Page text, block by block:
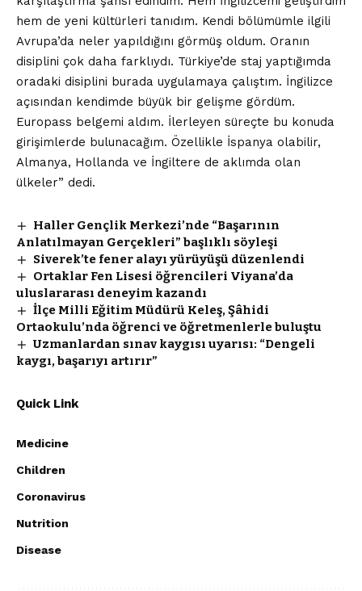
hem de yeni kültürleri tanıdım. Kendi bölümümle ilgili
Avrupa’da neler yapıldığını görmüş oldum. Oranın
disiplini çok daha farklıydı. Türkiye’de staj yaptığımda
oradaki disiplini burada uygulamaya çalıştım. İngilizce
açısından kendimde büyük bir gelişme gördüm.
Europass belgemi aldım. İlerleyen süreçte bu konuda
girişimlerde bulunacağım. Özellikle İspanya olabilir,
Almanya, Hollanda ve İngiltere de aklımda olan
ülkeler” dedi.
Haller Gençlik Merkezi’nde “Başarının
Anlatılmayan Gerçekleri” başlıklı söyleşi
Siverek’te fener alayı yürüyüşü düzenlendi
Ortaklar Fen Lisesi öğrencileri Viyana’da
uluslararası deneyim kazandı
İlçe Milli Eğitim Müdürü Keleş, Şâhidi
Ortaokulu’nda öğrenci ve öğretmenlerle buluştu
Uzmanlardan sınav kaygısı uyarısı: “Dengeli
kaygı, başarıyı artırır”
Quick Link
Medicine
Children
Coronavirus
Nutrition
Disease